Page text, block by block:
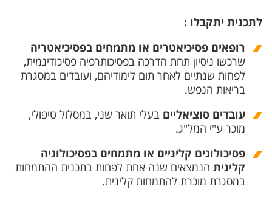
לתכנית יתקבלו :
רופאים פסיכיאטרים או מתמחים בפסיכיאטריה
שרכשו ניסיון תחת הדרכה בפסיכותרפיה פסיכודינמית,
לפחות שנתיים לאחר תום לימודיהם, ועובדים במסגרת
בריאות הנפש.
עובדים סוציאליים בעלי תואר שני, במסלול טיפולי,
מוכר ע"י המל"ג.
פסיכולוגים קליניים או מתמחים בפסיכולוגיה
קלינית הנמצאים שנה אחת לפחות בתכנית ההתמחות
במסגרת מוכרת להתמחות קלינית.